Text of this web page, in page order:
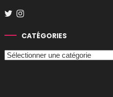
CATÉGORIES
Catégories